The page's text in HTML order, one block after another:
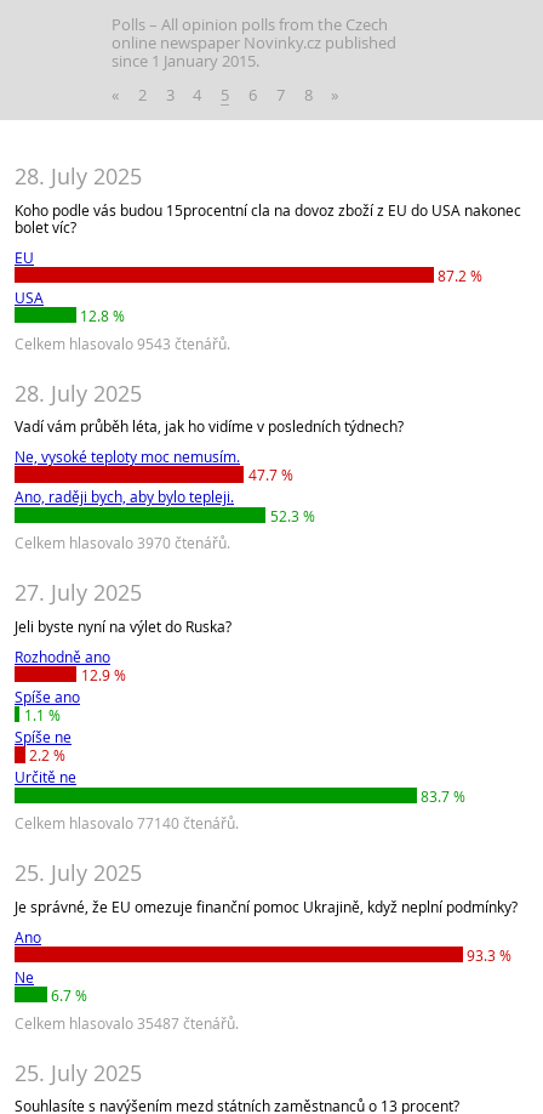
Polls
All opinion polls from the Czech
online newspaper Novinky.cz published
since 1 January 2015.
«
2 3 4 5 6 7 8 »
28. July 2025
Koho podle vás budou 15procentní cla na dovoz zboží z EU do USA nakonec
bolet víc?
EU
87.2 %
USA
12.8 %
Celkem hlasovalo 9543 čtenářů.
28. July 2025
Vadí vám průběh léta, jak ho vidíme v posledních týdnech?
Ne, vysoké teploty moc nemusím.
47.7 %
Ano, raději bych, aby bylo tepleji.
52.3 %
Celkem hlasovalo 3970 čtenářů.
27. July 2025
Jeli byste nyní na výlet do Ruska?
Rozhodně ano
12.9 %
Spíše ano
1.1 %
Spíše ne
2.2 %
Určitě ne
83.7 %
Celkem hlasovalo 77140 čtenářů.
25. July 2025
Je správné, že EU omezuje finanční pomoc Ukrajině, když neplní podmínky?
Ano
93.3 %
Ne
6.7 %
Celkem hlasovalo 35487 čtenářů.
25. July 2025
Souhlasíte s navýšením mezd státních zaměstnanců o 13 procent?